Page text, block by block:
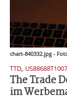
chart-840332.jpg -
TTD, US88688T1007
The Trade
im